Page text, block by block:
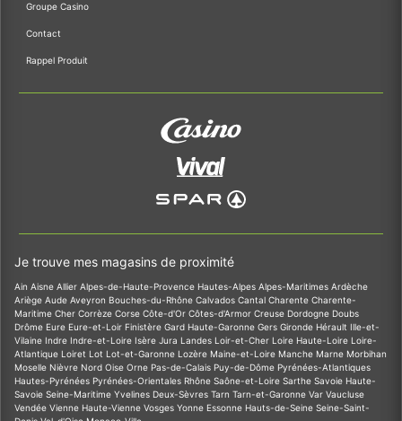
Groupe Casino
Contact
Rappel Produit
Je trouve mes magasins de proximité
Ain Aisne Allier Alpes-de-Haute-Provence Hautes-Alpes Alpes-Maritimes Ardèche
Ariège Aude Aveyron Bouches-du-Rhône Calvados Cantal Charente Charente-
Maritime Cher Corrèze Corse Côte-d'Or Côtes-d'Armor Creuse Dordogne Doubs
Drôme Eure Eure-et-Loir Finistère Gard Haute-Garonne Gers Gironde Hérault Ille-et-
Vilaine Indre Indre-et-Loire Isère Jura Landes Loir-et-Cher Loire Haute-Loire Loire-
Atlantique Loiret Lot Lot-et-Garonne Lozère Maine-et-Loire Manche Marne Morbihan
Moselle Nièvre Nord Oise Orne Pas-de-Calais Puy-de-Dôme Pyrénées-Atlantiques
Hautes-Pyrénées Pyrénées-Orientales Rhône Saône-et-Loire Sarthe Savoie Haute-
Savoie Seine-Maritime Yvelines Deux-Sèvres Tarn Tarn-et-Garonne Var Vaucluse
Vendée Vienne Haute-Vienne Vosges Yonne Essonne Hauts-de-Seine Seine-Saint-